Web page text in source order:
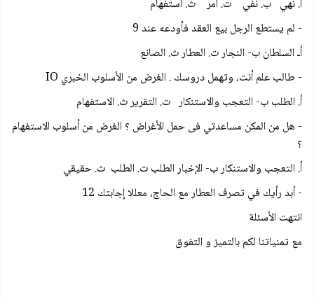
أ. نهي ب. نفي ت. امر ث. استفهام
- لم يستطع الرجل بيع العقد فأودعه عند 9
أـ السلطان ب- النجار ت. العطار ث. الصانع
- طالب علم أنت، وتهمل دروسك . الغرض من الأسلوب الخبري IO
أ. الطلب ب- التعجب والاستنكار ت. التقرير ث. الاستفهام
- هل من المكن مساعدتي فى حمل الأغراض ؟ الغرض من أسلوب الاستفهام
؟
أ. التعجب والاستنكار ب- الإخبار الطلب ت. الطلب ث. حقيقي
- أبد رأيك في تصرف العطار مع الحاج، معللا إجابتك 12
انتهت الأسئلة
مع تمنياتنا لكم بالتميز و التفوق